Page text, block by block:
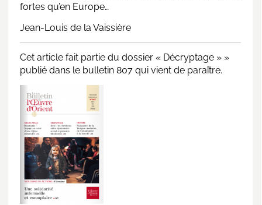
fortes qu’en Europe…
Jean-Louis de la Vaissière
Cet article fait partie du dossier « Décryptage » »
publié dans le bulletin 807 qui vient de paraître.